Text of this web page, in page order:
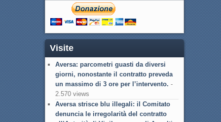
Visite
Aversa: parcometri guasti da diversi
giorni, nonostante il contratto preveda
un massimo di 3 ore per l’intervento. -
2.570 views
Aversa strisce blu illegali: il Comitato
denuncia le irregolarità del contratto